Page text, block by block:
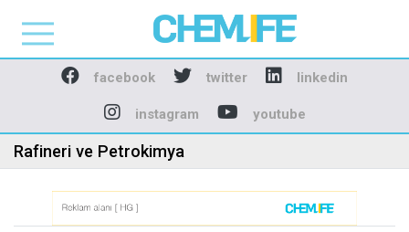
Chemlife - Basılı ve
facebook twitter linkedin
instagram youtube
Rafineri ve Petrokimya